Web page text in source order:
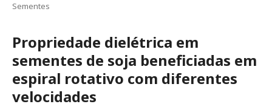
Sementes
Propriedade dielétrica em
sementes de soja beneficiadas em
espiral rotativo com diferentes
velocidades